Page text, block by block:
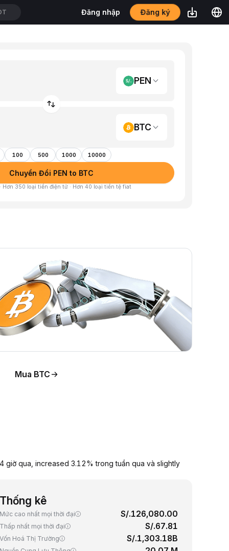
Đăng nhập Đăng ký
PEN
BTC
100 500 1000 10000
Chuyển Đổi PEN to BTC
Hơn 350 loại tiền điện tử · Hơn 40 loại tiền tệ fiat
Mua BTC
giờ qua, increased 3.12% trong tuần qua và slightly
Thống kê
Mức cao nhất mọi thời đại S/.126,080.00
Thấp nhất mọi thời đại S/.67.81
Vốn Hoá Thị Trường S/.1,303.18B